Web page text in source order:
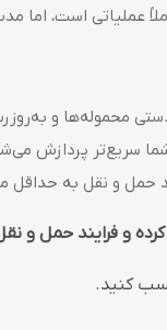
است، اما مدت زمان
محموله‌ها و
سریع‌تر پردازش
حمل و نقل به حداقل
کرده و فرایند حمل و
کنید.